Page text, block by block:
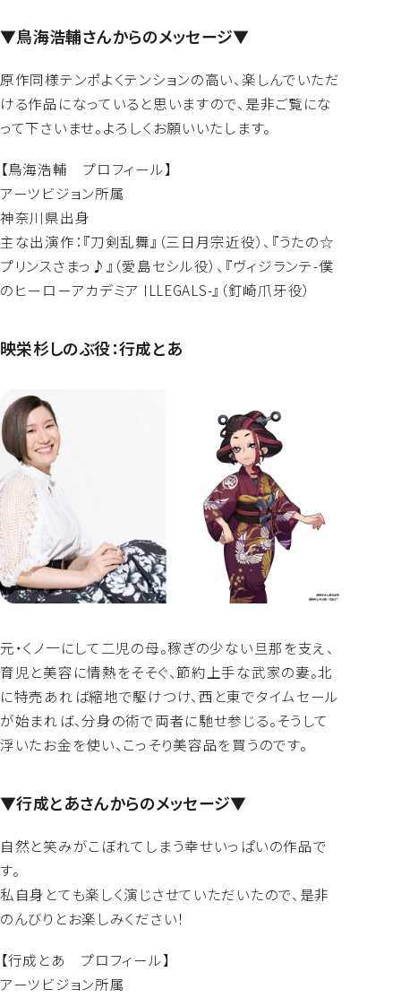
▼鳥海浩輔さんからのメッセージ▼
原作同様テンポよくテンションの高い、楽しんでいただ
ける作品になっていると思いますので、是非ご覧にな
って下さいませ。よろしくお願いいたします。
【鳥海浩輔 プロフィール】
アーツビジョン所属
神奈川県出身
主な出演作：『刀剣乱舞』（三日月宗近役）、『うたの☆
プリンスさまっ♪』（愛島セシル役）、『ヴィジランテ-僕
のヒーローアカデミア ILLEGALS-』（釘崎爪牙役）
映栄杉しのぶ役：行成とあ
元・くノ一にして二児の母。稼ぎの少ない旦那を支え、
育児と美容に情熱をそそぐ、節約上手な武家の妻。北
に特売あれば縮地で駆けつけ、西と東でタイムセール
が始まれば、分身の術で両者に馳せ参じる。そうして
浮いたお金を使い、こっそり美容品を買うのです。
▼行成とあさんからのメッセージ▼
自然と笑みがこぼれてしまう幸せいっぱいの作品で
す。
私自身とても楽しく演じさせていただいたので、是非
のんびりとお楽しみください！
【行成とあ プロフィール】
アーツビジョン所属